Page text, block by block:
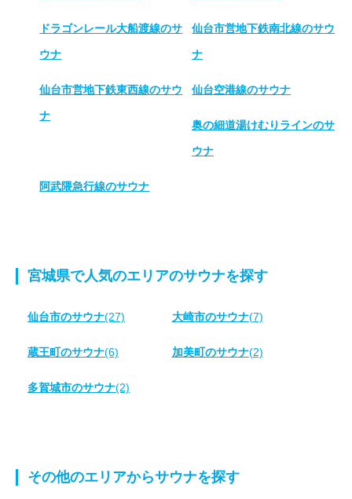
ドラゴンレール大船渡線のサ
ウナ
仙台市営地下鉄南北線のサウ
ナ
仙台市営地下鉄東西線のサウ
ナ
仙台空港線のサウナ
奥の細道湯けむりラインのサ
ウナ
阿武隈急行線のサウナ
宮城県で人気のエリアのサウナを探す
仙台市のサウナ(27) 大崎市のサウナ(7)
蔵王町のサウナ(6) 加美町のサウナ(2)
多賀城市のサウナ(2)
その他のエリアからサウナを探す